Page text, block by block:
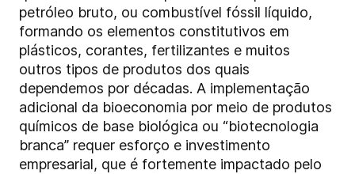
petróleo bruto, ou combustível fóssil líquido,
formando os elementos constitutivos em
plásticos, corantes, fertilizantes e muitos
outros tipos de produtos dos quais
dependemos por décadas. A implementação
adicional da bioeconomia por meio de produtos
químicos de base biológica ou “biotecnologia
branca” requer esforço e investimento
empresarial, que é fortemente impactado pelo